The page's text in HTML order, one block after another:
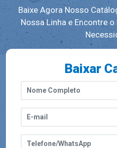
Baixe Agora Nosso
Nossa Linha e Encontre
Baixar